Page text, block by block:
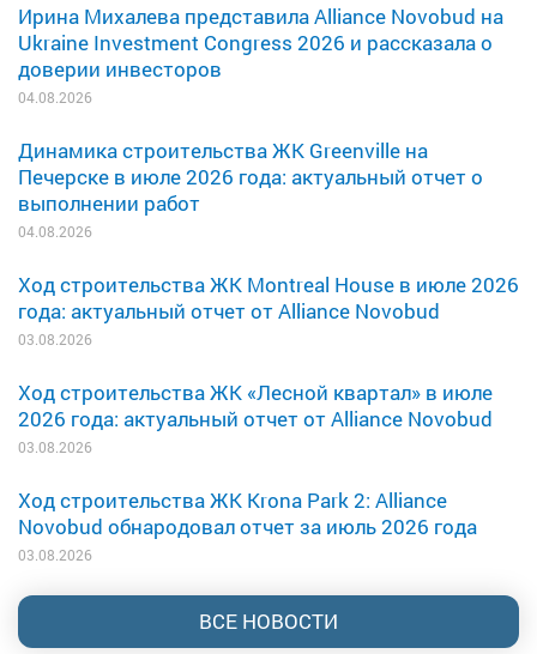
Ирина Михалева представила Alliance Novobud на
Ukraine Investment Congress 2026 и рассказала о
доверии инвесторов
04.08.2026
Динамика строительства ЖК Greenville на
Печерске в июле 2026 года: актуальный отчет о
выполнении работ
04.08.2026
Ход строительства ЖК Montreal House в июле 2026
года: актуальный отчет от Alliance Novobud
03.08.2026
Ход строительства ЖК «Лесной квартал» в июле
2026 года: актуальный отчет от Alliance Novobud
03.08.2026
Ход строительства ЖК Krona Park 2: Alliance
Novobud обнародовал отчет за июль 2026 года
03.08.2026
ВСЕ НОВОСТИ